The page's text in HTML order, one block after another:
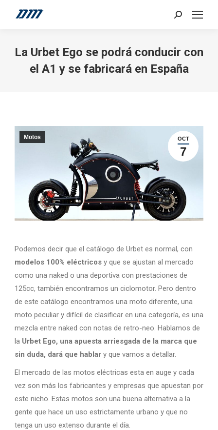
Search:
La Urbet Ego se podrá conducir con
el A1 y se fabricará en España
OCT
7
Motos
Podemos decir que el catálogo de Urbet es normal, con
modelos 100% eléctricos y que se ajustan al mercado
como una naked o una deportiva con prestaciones de
125cc, también encontramos un ciclomotor. Pero dentro
de este catálogo encontramos una moto diferente, una
moto peculiar y difícil de clasificar en una categoría, es una
mezcla entre naked con notas de retro-neo. Hablamos de
la Urbet Ego, una apuesta arriesgada de la marca que
sin duda, dará que hablar y que vamos a detallar.
El mercado de las motos eléctricas esta en auge y cada
vez son más los fabricantes y empresas que apuestan por
este nicho. Estas motos son una buena alternativa a la
gente que hace un uso estrictamente urbano y que no
tenga un uso extenso durante el día.